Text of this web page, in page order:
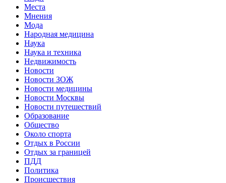
Места
Мнения
Мода
Народная медицина
Наука
Наука и техника
Недвижимость
Новости
Новости ЗОЖ
Новости медицины
Новости Москвы
Новости путешествий
Образование
Общество
Около спорта
Отдых в России
Отдых за границей
ПДД
Политика
Происшествия